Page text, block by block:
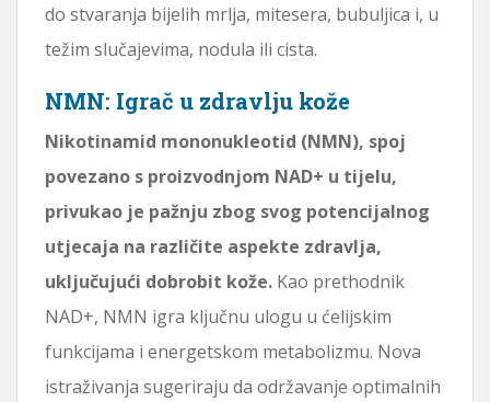
do stvaranja bijelih mrlja, mitesera, bubuljica i, u
težim slučajevima, nodula ili cista.
NMN: Igrač u zdravlju kože
Nikotinamid mononukleotid (NMN), spoj
povezano s proizvodnjom NAD+ u tijelu,
privukao je pažnju zbog svog potencijalnog
utjecaja na različite aspekte zdravlja,
uključujući dobrobit kože. Kao prethodnik
NAD+, NMN igra ključnu ulogu u ćelijskim
funkcijama i energetskom metabolizmu. Nova
istraživanja sugeriraju da održavanje optimalnih